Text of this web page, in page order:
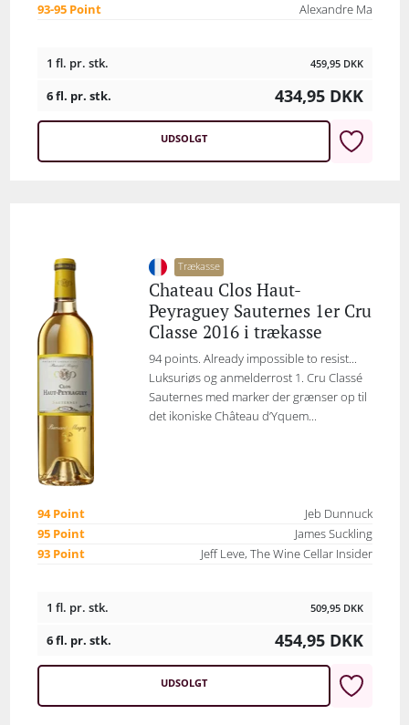
93-95 Point
Alexandre Ma
1 fl. pr. stk. 459,95 DKK
6 fl. pr. stk. 434,95 DKK
UDSOLGT
Trækasse
Chateau Clos Haut-
Peyraguey Sauternes 1er Cru
Classe 2016 i trækasse
94 points. Already impossible to resist...
Luksuriøs og anmelderrost 1. Cru Classé
Sauternes med marker der grænser op til
det ikoniske Château d’Yquem...
94 Point
Jeb Dunnuck
95 Point
James Suckling
93 Point
Jeff Leve, The Wine Cellar Insider
1 fl. pr. stk. 509,95 DKK
6 fl. pr. stk. 454,95 DKK
UDSOLGT